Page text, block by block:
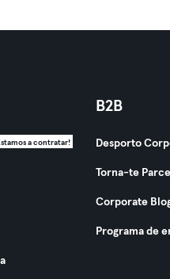
a contratar!
B2B
Desporto
Torna-te
Corporate
Programa de